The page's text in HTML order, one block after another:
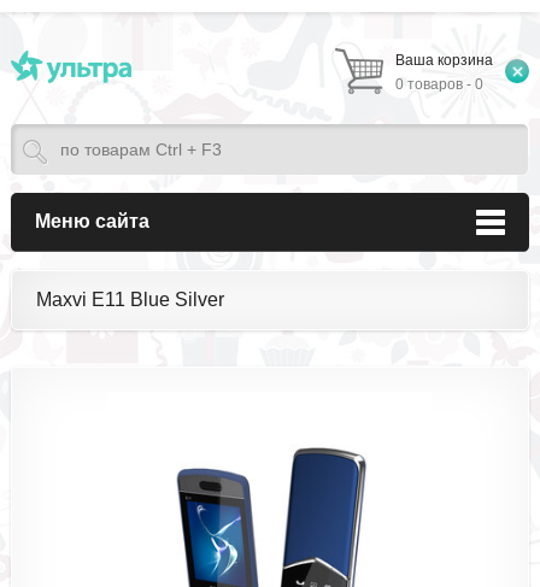
Ваша корзина
0 товаров - 0
Меню сайта
Maxvi E11 Blue Silver